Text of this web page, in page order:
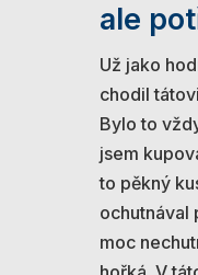
ale
Už jako
chodil
Bylo to
jsem
to pěkný
ochutnával
moc